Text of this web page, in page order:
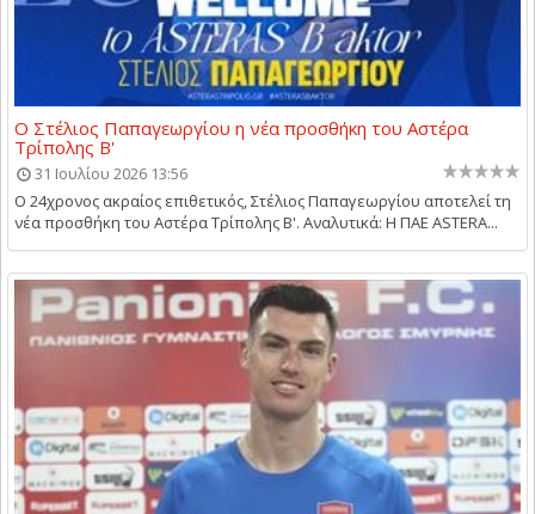
Ο Στέλιος Παπαγεωργίου η νέα προσθήκη του Αστέρα
Τρίπολης Β'
31 Ιουλίου 2026 13:56
Ο 24χρονος ακραίος επιθετικός, Στέλιος Παπαγεωργίου αποτελεί τη
νέα προσθήκη του Αστέρα Τρίπολης Β'. Αναλυτικά: Η ΠΑΕ ASTERA...